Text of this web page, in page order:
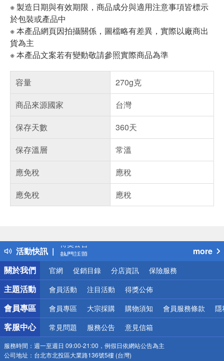
※ 製造日期與有效期限，商品成分與適用注意事項皆標示
於包裝或產品中
※ 本產品網頁因拍攝關係，圖檔略有差異，實際以廠商出
貨為主
※ 本產品文案若有變動敬請參照實際商品為準
容量
270g克
商品來源國家
台灣
保存天數
360天
保存溫層
常溫
應免稅
應稅
應免稅
應稅
活動快訊
得獎公告
熱門話題
銀行優惠
偏遠地區配送
詐騙網頁！請小心！
more
關於我們
官網 促銷目錄 分店資訊 保險服務
主題活動 會員活動 注目活動 得獎公佈
會員專區 會員專區 大宗採購 購物須知 會員服務條款 隱
客服中心 常見問題 服務公告 意見信箱
服務時間： 週一至週日 09:00-21:00，例假日依網站公告為主
公司地址： 台北市北投區大業路136號5樓 (台灣)